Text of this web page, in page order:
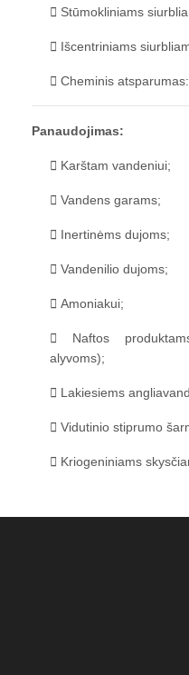
Stūmokliniams
Išcentriniams
Cheminis
Panaudojimas:
Karštam vandeniui;
Vandens garams;
Inertinėms dujoms;
Vandenilio dujoms;
Amoniakui;
Naftos
alyvoms);
Lakiesiems
Vidutinio stiprumo
Kriogeniniams